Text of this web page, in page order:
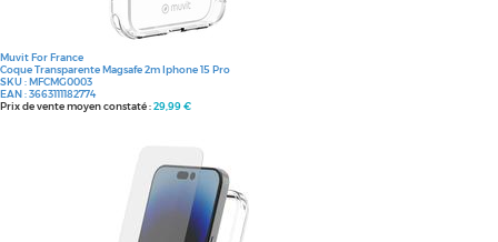
Muvit For France
Coque Transparente Magsafe 2m Iphone 15 Pro
SKU :MFCMG0003
EAN :3663111182774
Prix de vente moyen constaté :29,99 €